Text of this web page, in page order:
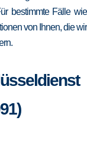
bestimmte Fälle wie
von Ihnen, die wir